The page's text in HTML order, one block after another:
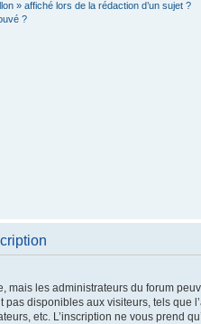
» affiché lors de la rédaction d’un sujet ?
?
mais les administrateurs du forum
disponibles aux visiteurs, tels que
etc. L’inscription ne vous prend